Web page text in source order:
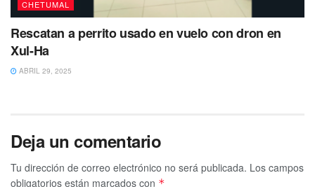
CHETUMAL
Rescatan a perrito usado en vuelo con dron en
Xul-Ha
ABRIL 29, 2025
Deja un comentario
Tu dirección de correo electrónico no será publicada. Los campos
obligatorios están marcados con *